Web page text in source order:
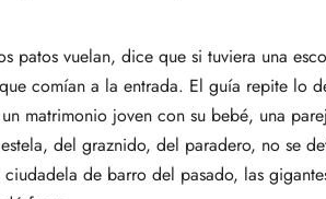
patos vuelan, dice que si tuviera una
comían a la entrada. El guía repite lo
matrimonio joven con su bebé, una
del graznido, del paradero, no se
de barro del pasado, las